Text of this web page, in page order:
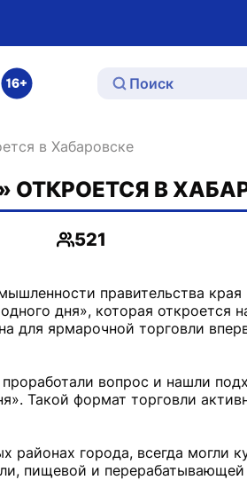
в Хабаровске
В
Просмотры
521
правительства
дня», которая откроется
для ярмарочной торговли
вопрос и нашли
Такой формат торговли
районах города, всегда могли
пищевой и